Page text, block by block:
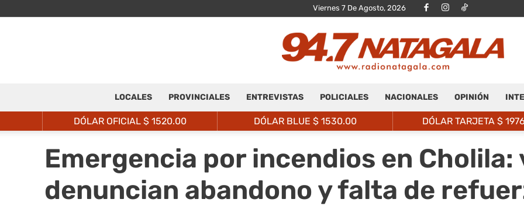
Viernes 7 De Agosto, 2026
Natagalá
LOCALES PROVINCIALES ENTREVISTAS POLICIALES NACIONALES OPINIÓN
DÓLAR OFICIAL $ 1520.00 DÓLAR BLUE $ 1530.00 DÓLAR TARJETA $
Emergencia por incendios en Cholila:
denuncian abandono y falta de